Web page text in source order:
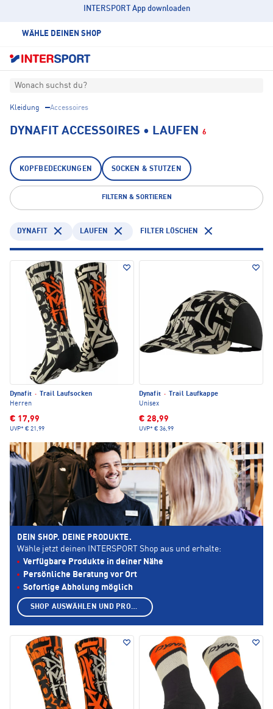
INTERSPORT App downloaden
WÄHLE DEINEN SHOP
Wonach suchst du?
Kleidung Accessoires
DYNAFIT ACCESSOIRES • LAUFEN 6
KOPFBEDECKUNGEN SOCKEN & STUTZEN
FILTERN & SORTIEREN
DYNAFIT LAUFEN FILTER LÖSCHEN
Dynafit ·
Trail Laufsocken
Herren
€ 17,99
UVP* € 21,99
Dynafit ·
Trail Laufkappe
Unisex
€ 28,99
UVP* € 36,99
DEIN SHOP. DEINE PRODUKTE.
Wähle jetzt deinen INTERSPORT Shop aus und erhalte:
Verfügbare Produkte in deiner Nähe
Persönliche Beratung vor Ort
Sofortige Abholung möglich
SHOP AUSWÄHLEN UND PRODUKTE ANZEIGEN